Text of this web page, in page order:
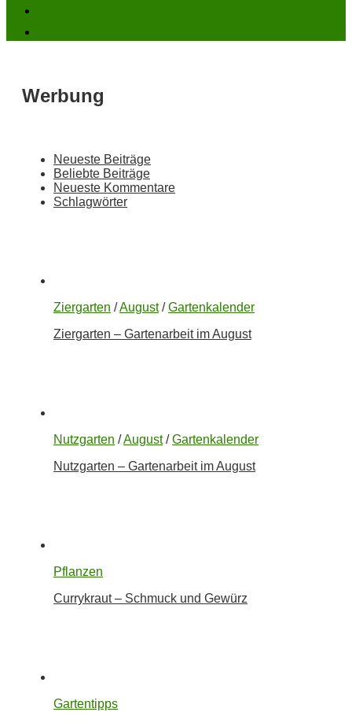
Werbung
Neueste Beiträge
Beliebte Beiträge
Neueste Kommentare
Schlagwörter
Ziergarten /August/Gartenkalender
Ziergarten – Gartenarbeit im August
Nutzgarten /August/Gartenkalender
Nutzgarten – Gartenarbeit im August
Pflanzen
Currykraut – Schmuck und Gewürz
Gartentipps